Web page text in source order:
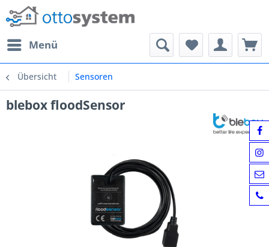
Menü
Übersicht Sensoren
blebox floodSensor